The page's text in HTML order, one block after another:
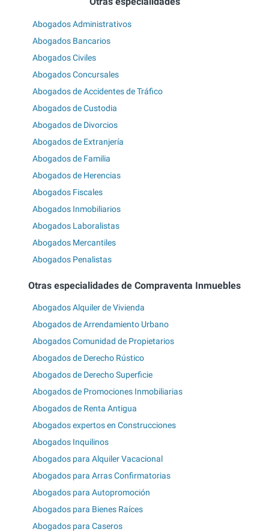
Abogados Administrativos
Abogados Bancarios
Abogados Civiles
Abogados Concursales
Abogados de Accidentes de Tráfico
Abogados de Custodia
Abogados de Divorcios
Abogados de Extranjería
Abogados de Familia
Abogados de Herencias
Abogados Fiscales
Abogados Inmobiliarios
Abogados Laboralistas
Abogados Mercantiles
Abogados Penalistas
Otras especialidades de Compraventa Inmuebles
Abogados Alquiler de Vivienda
Abogados de Arrendamiento Urbano
Abogados Comunidad de Propietarios
Abogados de Derecho Rústico
Abogados de Derecho Superficie
Abogados de Promociones Inmobiliarias
Abogados de Renta Antigua
Abogados expertos en Construcciones
Abogados Inquilinos
Abogados para Alquiler Vacacional
Abogados para Arras Confirmatorias
Abogados para Autopromoción
Abogados para Bienes Raíces
Abogados para Caseros